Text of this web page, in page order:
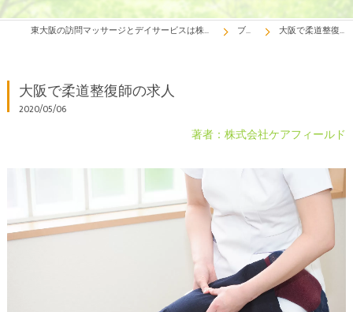
東大阪の訪問マッサージとデイサービスは株式会社ケアフィールド ブログ 大阪で柔道整復師の求人
大阪で柔道整復師の求人
2020/05/06
著者：株式会社ケアフィールド